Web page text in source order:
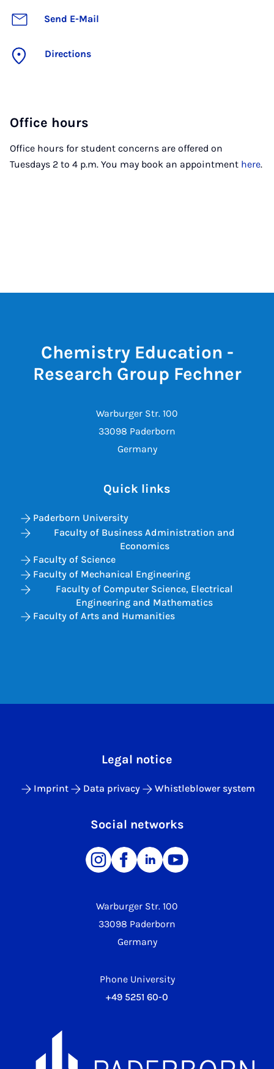
Send E-Mail
Directions
Office hours
Office hours for student concerns are offered on
Tuesdays 2 to 4 p.m. You may book an appointment here.
Chemistry Education -
Research Group Fechner
Warburger Str. 100
33098 Paderborn
Germany
Quick links
Paderborn University
Faculty of Business Administration and
Economics
Faculty of Science
Faculty of Mechanical Engineering
Faculty of Computer Science, Electrical
Engineering and Mathematics
Faculty of Arts and Humanities
Warburger Str. 100
33098 Paderborn
Germany
Phone University
+49 5251 60-0
Legal notice
Imprint Data privacy Whistleblower system
Social networks